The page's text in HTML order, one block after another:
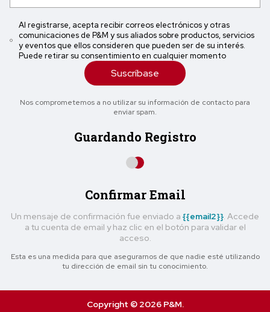
Al registrarse, acepta recibir correos electrónicos y otras
comunicaciones de P&M y sus aliados sobre productos, servicios
y eventos que ellos consideren que pueden ser de su interés.
Puede retirar su consentimiento en cualquier momento
Suscríbase
Nos comprometemos a no utilizar su información de contacto para
enviar spam.
Guardando Registro
Confirmar Email
Un mensaje de confirmación fue enviado a {{email2}} . Accede
a tu cuenta de email y haz clic en el botón para validar el
acceso.
Esta es una medida para que asegurarnos de que nadie esté utilizando
tu dirección de email sin tu conocimiento.
Copyright © 2026 P&M.